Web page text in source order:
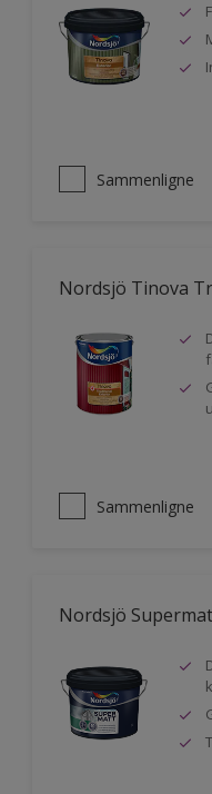
Sammenligne
Nordsjö Tinova
Sammenligne
Nordsjö